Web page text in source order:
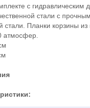
с гидравлическим
стали с
стали. Планки корзины
атмосфер.